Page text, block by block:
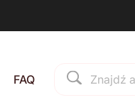
FAQ